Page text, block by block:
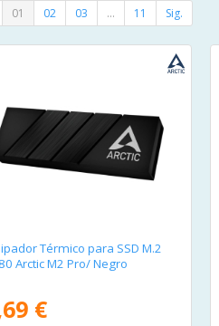
01 02 03 ... 11 Sig.
Térmico para SSD M.2
Arctic M2 Pro/ Negro
€